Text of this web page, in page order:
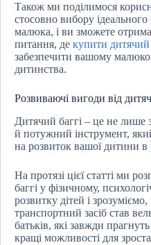
Також ми поділимося
стосовно вибору ідеального
малюка, і ви зможете
питання, де купити дитячий
забезпечити вашому
дитинства.
Розвиваючі вигоди від
Дитячий баггі – це не лише
й потужний інструмент,
на розвиток вашої дитини в
На протязі цієї статті ми
баггі у фізичному,
розвитку дітей і
транспортний засіб став
батьків, які завжди
кращі можливості для